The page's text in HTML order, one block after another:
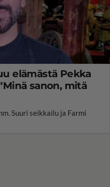
elämästä Pekka
sanon, mitä
Suuri seikkailu ja Farmi